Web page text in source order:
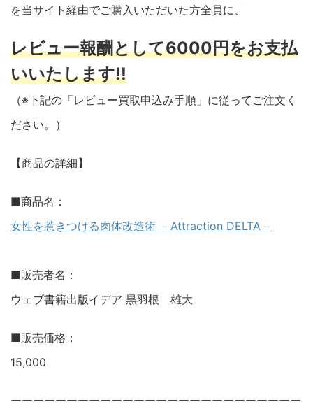
を当サイト経由でご購入いただいた方全員に、
レビュー報酬として6000円をお支払
いいたします!!
（※下記の「レビュー買取申込み手順」に従ってご注文く
ださい。）
【商品の詳細】
■商品名：
女性を惹きつける肉体改造術 －Attraction DELTA－
■販売者名：
ウェブ書籍出版イデア 黒羽根 雄大
■販売価格：
15,000
ーーーーーーーーーーーーーーーーーーーーーーーーーー